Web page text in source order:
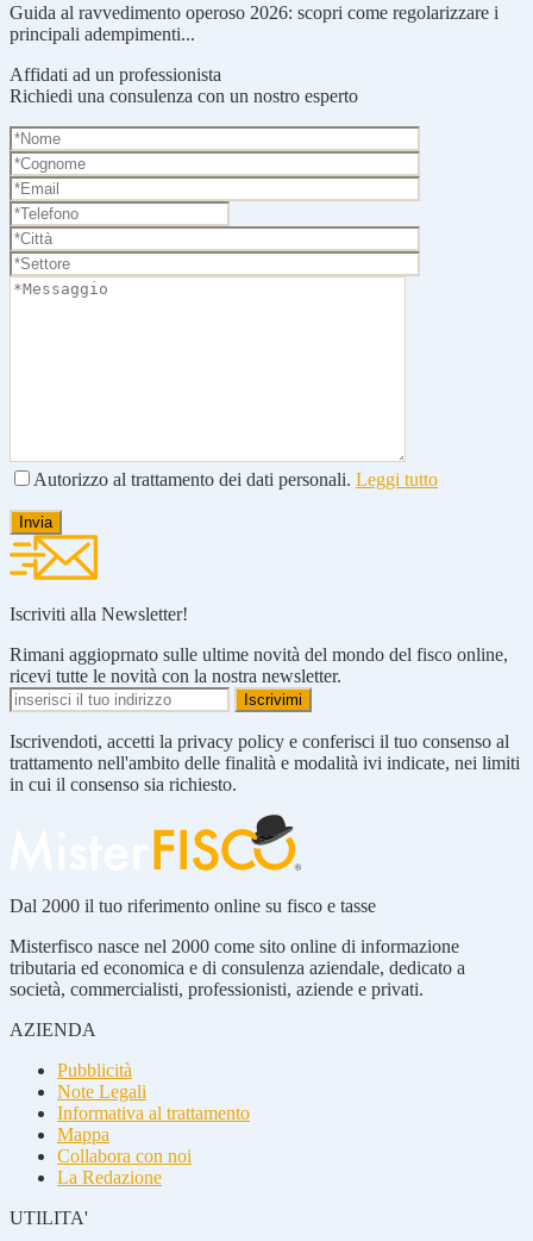
Guida al ravvedimento operoso 2026: scopri come regolarizzare i
principali adempimenti...
Affidati ad un professionista
Richiedi una consulenza con un nostro esperto
Autorizzo al trattamento dei dati personali. Leggi tutto
Iscriviti alla Newsletter!
Rimani aggioprnato sulle ultime novità del mondo del fisco online,
ricevi tutte le novità con la nostra newsletter.
Iscrivendoti, accetti la privacy policy e conferisci il tuo consenso al
trattamento nell'ambito delle finalità e modalità ivi indicate, nei limiti
in cui il consenso sia richiesto.
Dal 2000 il tuo riferimento online su fisco e tasse
Misterfisco nasce nel 2000 come sito online di informazione
tributaria ed economica e di consulenza aziendale, dedicato a
società, commercialisti, professionisti, aziende e privati.
AZIENDA
Pubblicità
Note Legali
Informativa al trattamento
Mappa
Collabora con noi
La Redazione
UTILITA'